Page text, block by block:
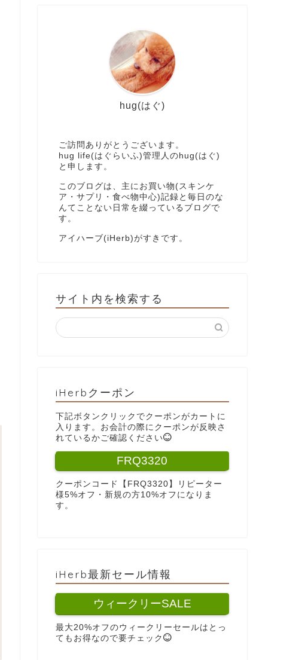
hug(はぐ)
ご訪問ありがとうございます。
hug life(はぐらいふ)管理人のhug(はぐ)
と申します。
このブログは、主にお買い物(スキンケ
ア・サプリ・食べ物中心)記録と毎日のな
んてことない日常を綴っているブログで
す。
アイハーブ(iHerb)がすきです。
サイト内を検索する
iHerbクーポン
下記ボタンクリックでクーポンがカートに
入ります。お会計の際にクーポンが反映さ
れているかご確認ください
FRQ3320
クーポンコード【FRQ3320】リピーター
様5%オフ・新規の方10%オフになりま
す。
iHerb最新セール情報
ウィークリーSALE
最大20%オフのウィークリーセールはとっ
てもお得なので要チェック